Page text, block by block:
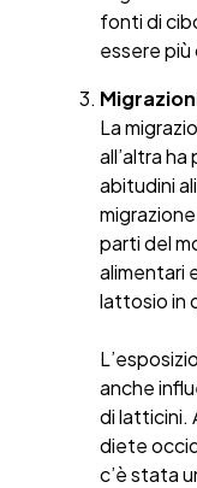
fonti di
essere più
La
all’altra
abitudini
parti del
alimentari
lattosio in
anche
di latticini.
diete
c’è stata